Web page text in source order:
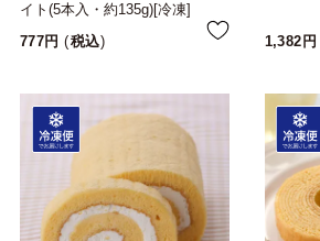
イト(5本入・約135g)[冷凍]
777
税込 1,382